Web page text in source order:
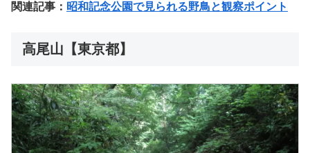
関連記事： 昭和記念公園で見られる野鳥と観察ポイント
高尾山【東京都】